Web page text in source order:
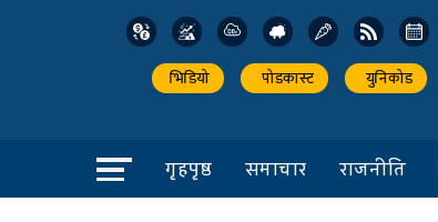
भिडियो पोडकास्ट युनिकोड
गृहपृष्ठ समाचार राजनीति